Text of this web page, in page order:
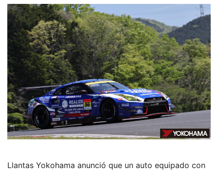
Llantas Yokohama anunció que un auto equipado con